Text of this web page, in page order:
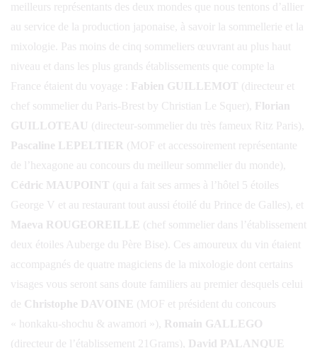
meilleurs représentants des deux mondes que nous tentons d’allier
au service de la production japonaise, à savoir la sommellerie et la
mixologie. Pas moins de cinq sommeliers œuvrant au plus haut
niveau et dans les plus grands établissements que compte la
France étaient du voyage :
Fabien GUILLEMOT (directeur et
chef sommelier du Paris-Brest by Christian Le Squer),
Florian
GUILLOTEAU (directeur-sommelier du très fameux Ritz Paris),
Pascaline LEPELTIER (MOF et accessoirement représentante
de l’hexagone au concours du meilleur sommelier du monde),
Cédric MAUPOINT (qui a fait ses armes à l’hôtel 5 étoiles
George V et au restaurant tout aussi étoilé du Prince de Galles), et
Maeva ROUGEOREILLE (chef sommelier dans l’établissement
deux étoiles Auberge du Père Bise). Ces amoureux du vin étaient
accompagnés de quatre magiciens de la mixologie dont certains
visages vous seront sans doute familiers au premier desquels celui
de Christophe DAVOINE (MOF et président du concours
« honkaku-shochu & awamori »),
Romain GALLEGO
(directeur de l’établissement 21Grams),
David PALANQUE